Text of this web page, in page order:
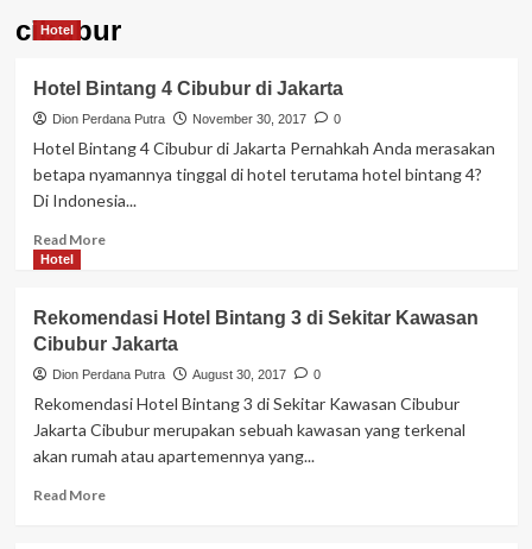
cibubur
Hotel
Hotel Bintang 4 Cibubur di Jakarta
Dion Perdana Putra November 30, 2017 0
Hotel Bintang 4 Cibubur di Jakarta Pernahkah Anda merasakan
betapa nyamannya tinggal di hotel terutama hotel bintang 4?
Di Indonesia...
Read MoreRead
Bintang
4
Cibubur
di
Hotel
Rekomendasi Hotel Bintang 3 di Sekitar Kawasan
Cibubur Jakarta
Dion Perdana Putra August 30, 2017 0
Rekomendasi Hotel Bintang 3 di Sekitar Kawasan Cibubur
Jakarta Cibubur merupakan sebuah kawasan yang terkenal
akan rumah atau apartemennya yang...
Read MoreRead